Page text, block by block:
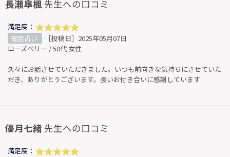
長瀬皐楓 先生への口コミ
満足度：
電話占い
［投稿日］2025年05月07日
ローズベリー / 50代 女性
久々にお話させていただきました。いつも前向きな気持ちにさせていた
だき、ありがとうございます。長いお付き合いに感謝しています
優月七緒 先生への口コミ
満足度：